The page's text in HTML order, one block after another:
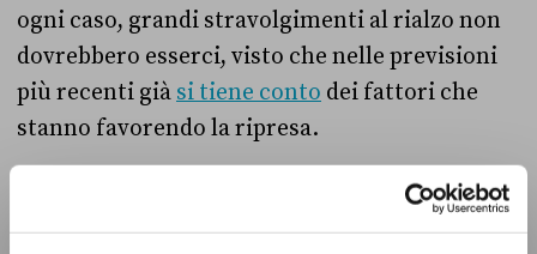
ogni caso, grandi stravolgimenti al rialzo non
dovrebbero esserci, visto che nelle previsioni
più recenti già si tiene conto dei fattori che
stanno favorendo la ripresa.
Secondo Brunetta nel 2021 la crescita italiana
sarà superiore al «5 per cento del Pil», ma le